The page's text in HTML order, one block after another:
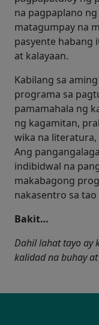
na pagpaplano
matagumpay na
pasyente habang
at kalayaan.
Kabilang sa
programa sa
pamamahala ng
ng kagamitan,
wika na literatura,
Ang
indibidwal na
makabagong
nakasentro sa tao
Bakit…
Dahil lahat tayo ay
kalidad na buhay